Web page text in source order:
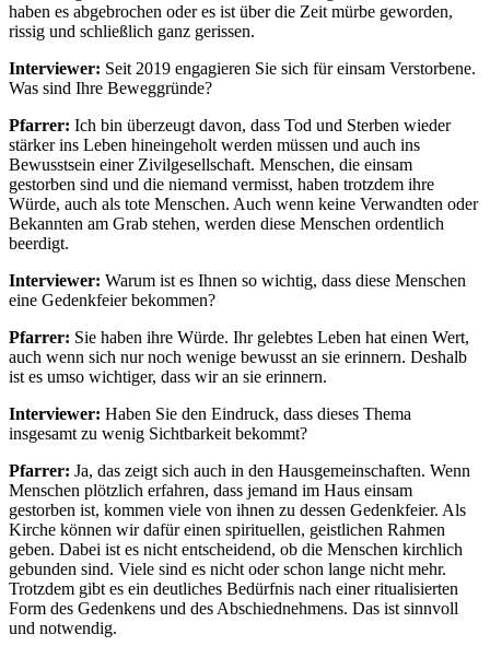
haben es abgebrochen oder es ist über die Zeit mürbe geworden,
rissig und schließlich ganz gerissen.
Interviewer: Seit 2019 engagieren Sie sich für einsam Verstorbene.
Was sind Ihre Beweggründe?
Pfarrer: Ich bin überzeugt davon, dass Tod und Sterben wieder
stärker ins Leben hineingeholt werden müssen und auch ins
Bewusstsein einer Zivilgesellschaft. Menschen, die einsam
gestorben sind und die niemand vermisst, haben trotzdem ihre
Würde, auch als tote Menschen. Auch wenn keine Verwandten oder
Bekannten am Grab stehen, werden diese Menschen ordentlich
beerdigt.
Interviewer: Warum ist es Ihnen so wichtig, dass diese Menschen
eine Gedenkfeier bekommen?
Pfarrer: Sie haben ihre Würde. Ihr gelebtes Leben hat einen Wert,
auch wenn sich nur noch wenige bewusst an sie erinnern. Deshalb
ist es umso wichtiger, dass wir an sie erinnern.
Interviewer: Haben Sie den Eindruck, dass dieses Thema
insgesamt zu wenig Sichtbarkeit bekommt?
Pfarrer: Ja, das zeigt sich auch in den Hausgemeinschaften. Wenn
Menschen plötzlich erfahren, dass jemand im Haus einsam
gestorben ist, kommen viele von ihnen zu dessen Gedenkfeier. Als
Kirche können wir dafür einen spirituellen, geistlichen Rahmen
geben. Dabei ist es nicht entscheidend, ob die Menschen kirchlich
gebunden sind. Viele sind es nicht oder schon lange nicht mehr.
Trotzdem gibt es ein deutliches Bedürfnis nach einer ritualisierten
Form des Gedenkens und des Abschiednehmens. Das ist sinnvoll
und notwendig.